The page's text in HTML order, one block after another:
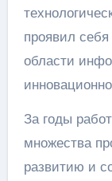
проявил
области
За годы
множества
развитию и